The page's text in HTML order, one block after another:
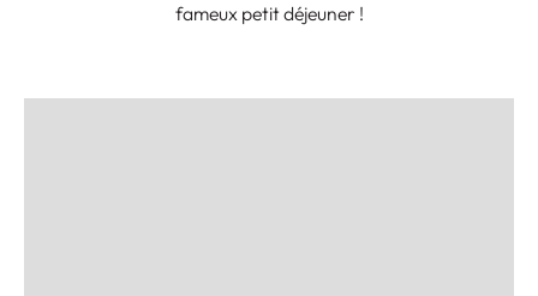
fameux petit déjeuner !